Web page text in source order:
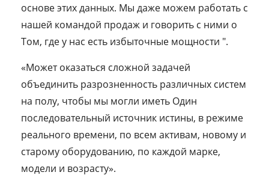
основе этих данных. Мы даже можем работать с
нашей командой продаж и говорить с ними о
Том, где у нас есть избыточные мощности ".
«Может оказаться сложной задачей
объединить разрозненность различных систем
на полу, чтобы мы могли иметь Один
последовательный источник истины, в режиме
реального времени, по всем активам, новому и
старому оборудованию, по каждой марке,
модели и возрасту».